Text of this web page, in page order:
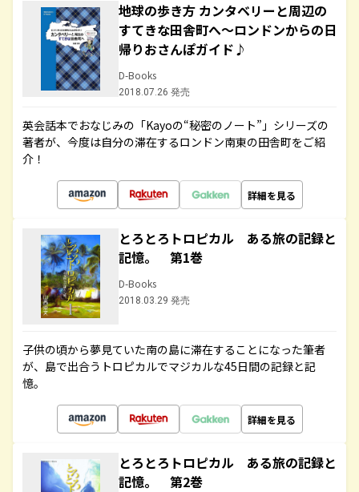
地球の歩き方 カンタベリーと周辺の
すてきな田舎町へ～ロンドンからの日
帰りおさんぽガイド♪
D-Books
2018.07.26 発売
英会話本でおなじみの「Kayoの“秘密のノート”」シリーズの
著者が、今度は自分の滞在するロンドン南東の田舎町をご紹
介！
詳細を見る
とろとろトロピカル ある旅の記録と
記憶。 第1巻
D-Books
2018.03.29 発売
子供の頃から夢見ていた南の島に滞在することになった筆者
が、島で出合うトロピカルでマジカルな45日間の記録と記
憶。
詳細を見る
とろとろトロピカル ある旅の記録と
記憶。 第2巻